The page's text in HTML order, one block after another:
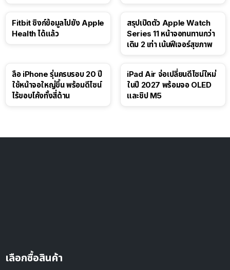
Fitbit ซิงก์ข้อมูลไปยัง Apple
Health ได้แล้ว
สรุปเปิดตัว Apple Watch
Series 11 หน้าจอทนทานกว่า
เดิม 2 เท่า เน้นฟีเจอร์สุขภาพ
ลือ iPhone รุ่นครบรอบ 20 ปี
ใช้หน้าจอใหญ่ขึ้น พร้อมดีไซน์
ไร้ขอบโค้งทั้งสี่ด้าน
iPad Air จ่อเปลี่ยนดีไซน์ใหม่
ในปี 2027 พร้อมจอ OLED
และชิป M5
เลือกซื้อสินค้า